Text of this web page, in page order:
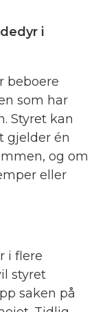
i
beboere
som har
Styret kan
gjelder én
og om
eller
i flere
styret
saken på